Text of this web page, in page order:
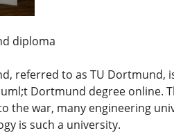
diploma
referred to as TU
Dortmund degree online.
the war, many engineering
is such a university.